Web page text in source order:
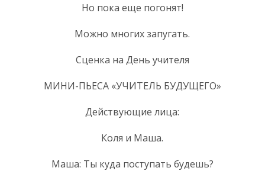
Но пока еще погонят!
Можно многих запугать.
Сценка на День учителя
МИНИ-ПЬЕСА «УЧИТЕЛЬ БУДУЩЕГО»
Действующие лица:
Коля и Маша.
Маша: Ты куда поступать будешь?